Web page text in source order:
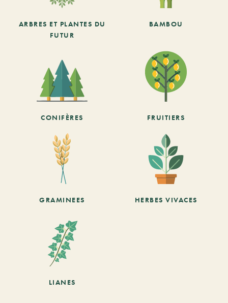
ARBRES ET PLANTES DU
FUTUR
BAMBOU
CONIFÈRES FRUITIERS
GRAMINEES HERBES VIVACES
LIANES